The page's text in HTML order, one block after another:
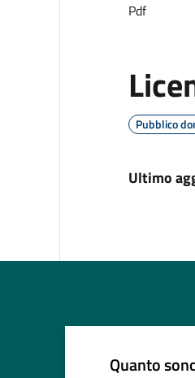
Pdf
Pubblico
Ultimo
Quanto